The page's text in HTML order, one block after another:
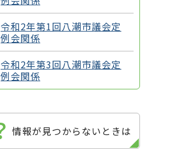
令和2年第1回八潮市議会定
例会関係
令和2年第3回八潮市議会定
例会関係
情報が見つからないときは